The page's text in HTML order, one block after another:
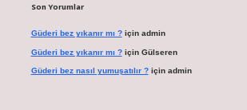
Son Yorumlar
Güderi bez yıkanır mı ?için admin
Güderi bez yıkanır mı ?için Gülseren
Güderi bez nasıl yumuşatılır ?için admin